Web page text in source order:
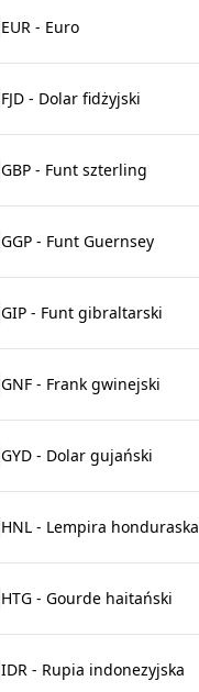
EUR - Euro
FJD - Dolar fidżyjski
GBP - Funt szterling
GGP - Funt Guernsey
GIP - Funt gibraltarski
GNF - Frank gwinejski
GYD - Dolar gujański
HNL - Lempira honduraska
HTG - Gourde haitański
IDR - Rupia indonezyjska